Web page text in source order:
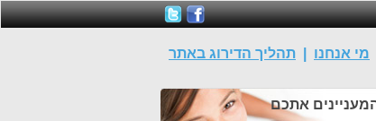
מי אנחנו תהליך הדירוג באתר
אתכם